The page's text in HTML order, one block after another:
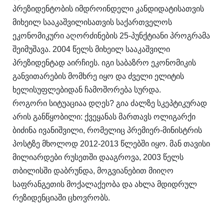
პრეზიდენტობის იმდროინდელი კანდიდატისათვის
მიხეილ სააკაშვილისათვის საქართველოს
ეკონომიკური აღორძინების 25-პუნქტიანი პროგრამა
შეიმუშავა. 2004 წელს მიხეილ სააკაშვილი
პრეზიდენტად აირჩიეს. იგი საბაზრო ეკონომიკის
განვითარების მომხრე იყო და ძველი ელიტის
ხელისუფლებიდან ჩამოშორება სურდა.
როგორი სიტუაციაა დღეს? გია ძალზე სკეპტიკურად
არის განწყობილი: ქვეყანას მართავს ოლიგარქი
ბიძინა ივანიშვილი, რომელიც პრემიერ-მინისტრის
პოსტზე მხოლოდ 2012-2013 წლებში იყო. მან თავისი
მილიარდები რუსეთში დააგროვა, 2003 წელს
თბილისში დაბრუნდა, მოგვიანებით მიიღო
საფრანგეთის მოქალაქეობა და ახლა მდიდრულ
რეზიდენციაში ცხოვრობს.